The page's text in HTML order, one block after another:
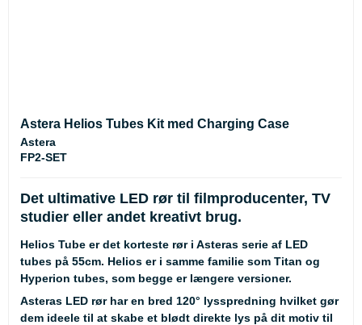
Astera Helios Tubes Kit med Charging Case
Astera
FP2-SET
Det ultimative LED rør til filmproducenter, TV
studier eller andet kreativt brug.
Helios Tube er det korteste rør i Asteras serie af LED
tubes på 55cm. Helios er i samme familie som Titan og
Hyperion tubes, som begge er længere versioner.
Asteras LED rør har en bred 120° lysspredning hvilket gør
dem ideele til at skabe et blødt direkte lys på dit motiv til